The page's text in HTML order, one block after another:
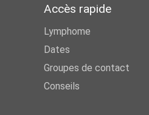
Accès rapide
Lymphome
Dates
Groupes de contact
Conseils